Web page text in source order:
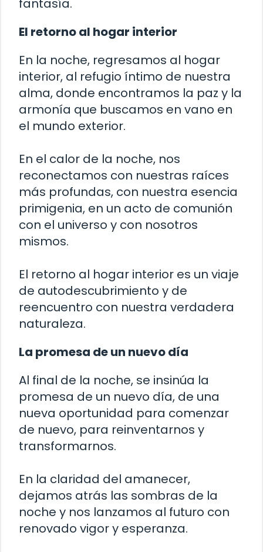
fantasía.
El retorno al hogar interior
En la noche, regresamos al hogar
interior, al refugio íntimo de nuestra
alma, donde encontramos la paz y la
armonía que buscamos en vano en
el mundo exterior.
En el calor de la noche, nos
reconectamos con nuestras raíces
más profundas, con nuestra esencia
primigenia, en un acto de comunión
con el universo y con nosotros
mismos.
El retorno al hogar interior es un viaje
de autodescubrimiento y de
reencuentro con nuestra verdadera
naturaleza.
La promesa de un nuevo día
Al final de la noche, se insinúa la
promesa de un nuevo día, de una
nueva oportunidad para comenzar
de nuevo, para reinventarnos y
transformarnos.
En la claridad del amanecer,
dejamos atrás las sombras de la
noche y nos lanzamos al futuro con
renovado vigor y esperanza.